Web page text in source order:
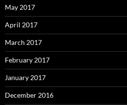
May 2017
April 2017
March 2017
February 2017
January 2017
December 2016